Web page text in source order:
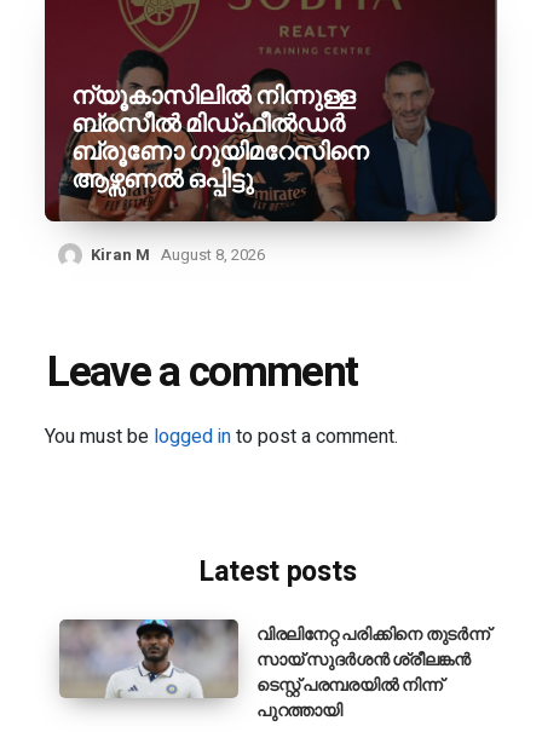
ന്യൂകാസിലിൽ നിന്നുള്ള
ബ്രസീൽ മിഡ്ഫീൽഡർ
ബ്രൂണോ ഗുയിമറേസിനെ
ആഴ്സണൽ ഒപ്പിട്ടു
Kiran M August 8, 2026
Leave a comment
You must be logged into post a comment.
Latest posts
വിരലിനേറ്റ പരിക്കിനെ തുടർന്ന്
സായ് സുദർശൻ ശ്രീലങ്കൻ
ടെസ്റ്റ് പരമ്പരയിൽ നിന്ന്
പുറത്തായി